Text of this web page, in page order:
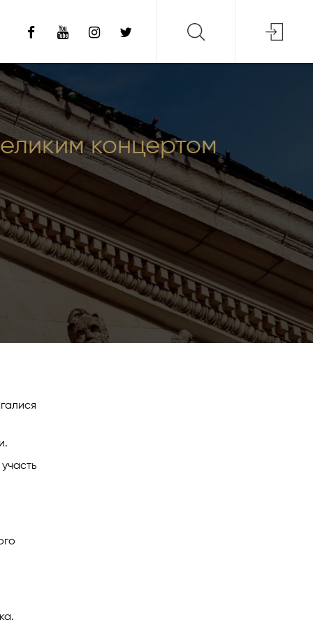
концертом